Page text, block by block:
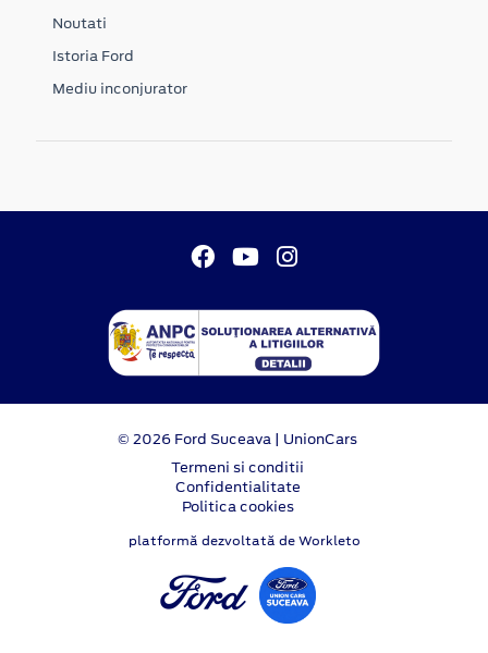
Noutati
Istoria Ford
Mediu inconjurator
© 2026 Ford Suceava | UnionCars
Termeni si conditii
Confidentialitate
Politica cookies
platformă dezvoltată de Workleto